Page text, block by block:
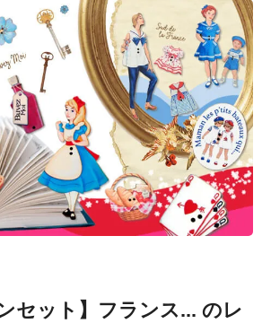
セット】フランス... のレ